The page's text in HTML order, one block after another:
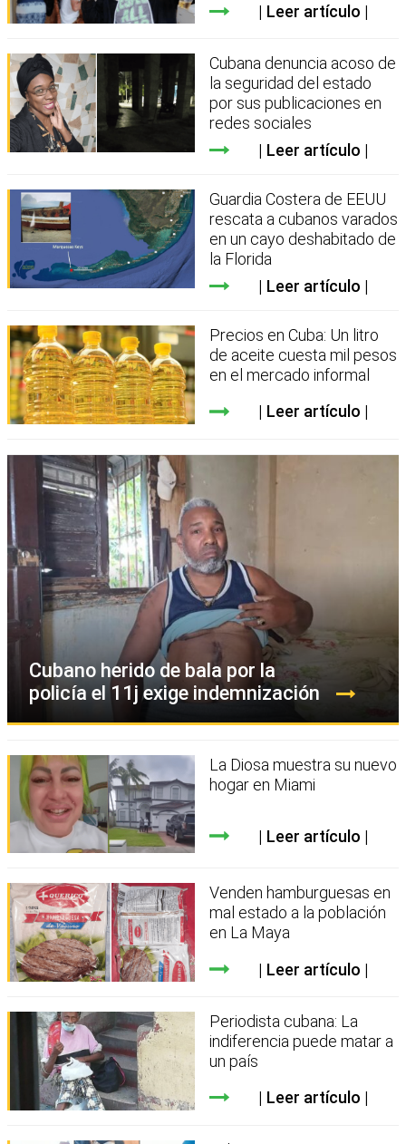
Leer artículo
Cubana denuncia acoso de
la seguridad del estado
por sus publicaciones en
redes sociales
Leer artículo
Guardia Costera de EEUU
rescata a cubanos varados
en un cayo deshabitado de
la Florida
Leer artículo
Precios en Cuba: Un litro
de aceite cuesta mil pesos
en el mercado informal
Leer artículo
Cubano herido de bala por la
policía el 11j exige indemnización
La Diosa muestra su nuevo
hogar en Miami
Leer artículo
Venden hamburguesas en
mal estado a la población
en La Maya
Leer artículo
Periodista cubana: La
indiferencia puede matar a
un país
Leer artículo